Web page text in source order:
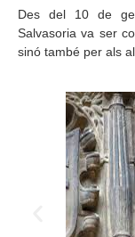
Des del 10 de
Salvasoria va ser
sinó també per als